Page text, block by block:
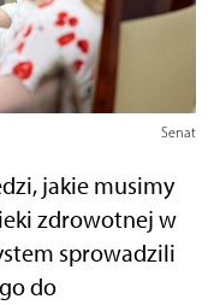
Senat
jakie musimy
zdrowotnej w
sprowadzili
do